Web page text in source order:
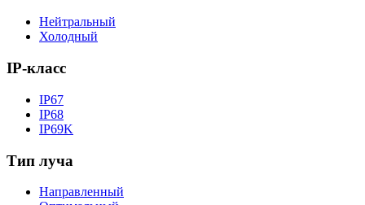
Нейтральный
Холодный
IP-класс
IP67
IP68
IP69K
Тип луча
Направленный